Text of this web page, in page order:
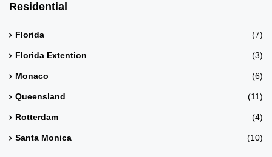
Residential
Florida (7)
Florida Extention (3)
Monaco (6)
Queensland (11)
Rotterdam (4)
Santa Monica (10)